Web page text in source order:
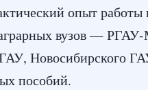
опыт работы
аграрных вузов —
Новосибирского
пособий.